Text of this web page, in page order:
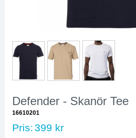
Defender - Skanör Tee
16610201
Pris: 399 kr